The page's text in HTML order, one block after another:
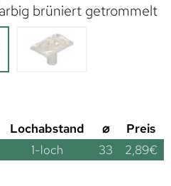
brüniert getrommelt
Lochabstand ⌀
Preis
1-loch 33 2,89€